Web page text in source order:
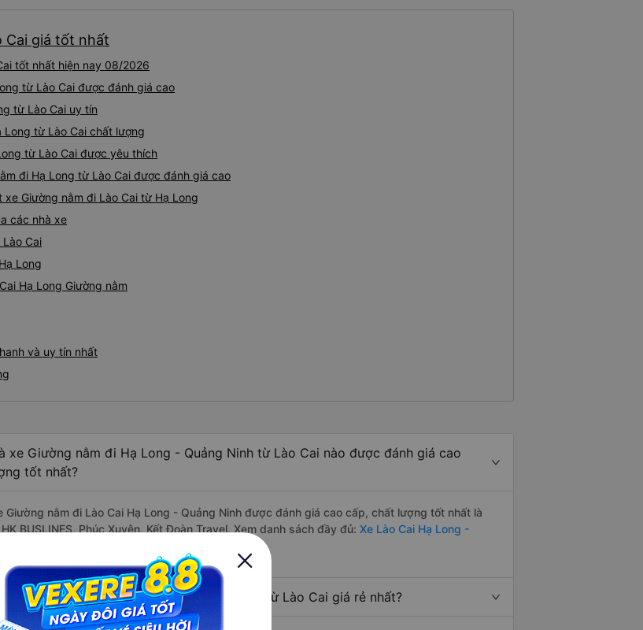
Cai giá tốt nhất
tốt nhất hiện nay 08/2026
từ Lào Cai được đánh giá cao
từ Lào Cai uy tín
Long từ Lào Cai chất lượng
từ Lào Cai được yêu thích
đi Hạ Long từ Lào Cai được đánh giá cao
Giường nằm đi Lào Cai từ Hạ Long
các nhà xe
Cai
Long
Hạ Long Giường nằm
và uy tín nhất
xe Giường nằm đi Hạ Long - Quảng Ninh từ Lào Cai nào được đánh giá cao
tốt nhất?
Giường nằm đi Lào Cai Hạ Long - Quảng Ninh được đánh giá cao cấp, chất lượng tốt nhất là
BUSLINES, Phúc Xuyên, Kết Đoàn Travel. Xem danh sách đầy đủ: Xe Lào Cai Hạ Long -
Xe Giường nằm đi Hạ Long - Quảng Ninh từ Lào Cai giá rẻ nhất?